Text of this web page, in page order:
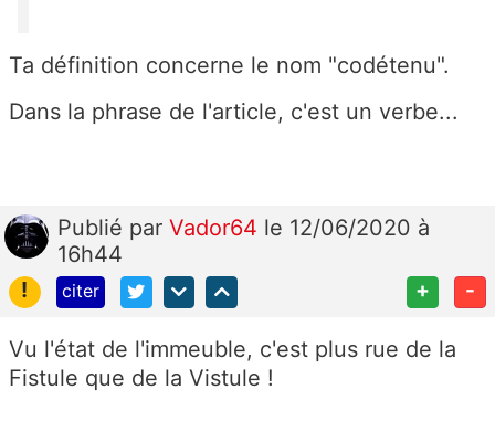
Ta définition concerne le nom "codétenu".
Dans la phrase de l'article, c'est un verbe...
Publié par Vador64 le 12/06/2020 à
16h44
!
citer + -
Vu l'état de l'immeuble, c'est plus rue de la
Fistule que de la Vistule !